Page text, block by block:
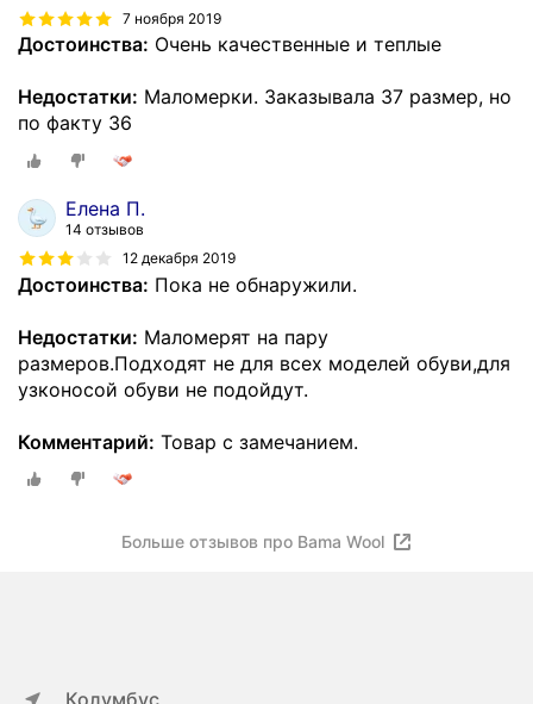
7 ноября 2019
Достоинства: Очень качественные и теплые
Недостатки: Маломерки. Заказывала 37 размер, но
по факту 36
Елена П.
14 отзывов
12 декабря 2019
Достоинства: Пока не обнаружили.
Недостатки: Маломерят на пару
размеров.Подходят не для всех моделей обуви,для
узконосой обуви не подойдут.
Комментарий: Товар с замечанием.
Больше отзывов про Bama Wool
Колумбус